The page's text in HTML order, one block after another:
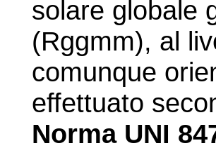
solare globale
(Rggmm), al
comunque
effettuato
Norma UNI